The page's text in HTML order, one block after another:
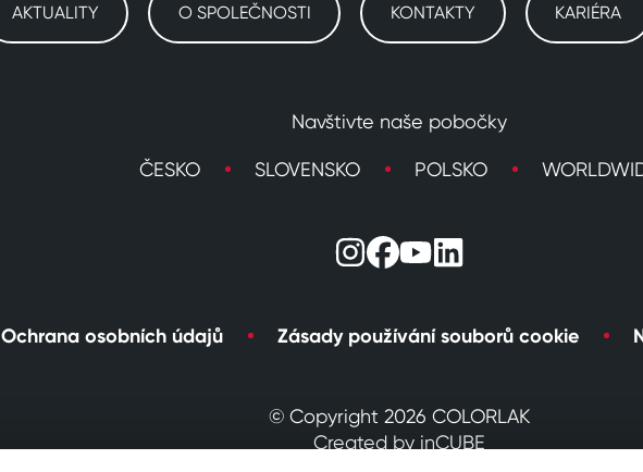
AKTUALITY O SPOLEČNOSTI KONTAKTY KARIÉRA
Navštivte naše pobočky
ČESKO SLOVENSKO POLSKO
Ochrana osobních údajů Zásady používání souborů cookie
© Copyright 2026 COLORLAK
Created by inCUBE